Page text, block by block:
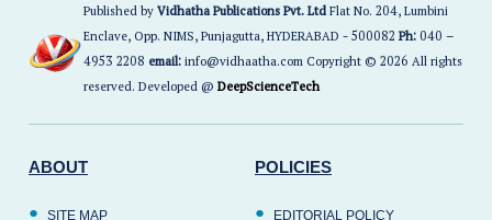
Published byVidhatha Publications Pvt. LtdFlat No. 204, Lumbini
Enclave, Opp. NIMS, Punjagutta, HYDERABAD - 500082Ph:040 –
4953 2208 email:info@vidhaatha.com Copyright © 2026 All rights
reserved. Developed @DeepScienceTech
ABOUT
SITE MAP
POLICIES
EDITORIAL POLICY